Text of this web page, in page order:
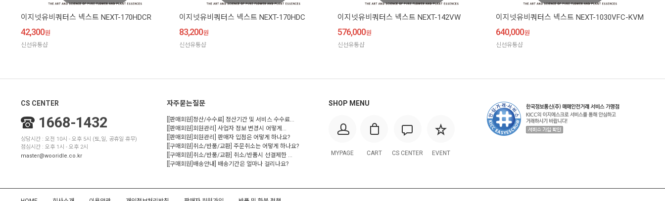
이지넷유비쿼터스 넥스트 NEXT-170HDCR
42,300원
신선유통샵
이지넷유비쿼터스 넥스트 NEXT-170HDC
83,200원
신선유통샵
이지넷유비쿼터스 넥스트 NEXT-142VW
576,000원
신선유통샵
이지넷유비쿼터스 넥스트 NEXT-1030VFC-KVM
640,000원
신선유통샵
CS CENTER
1668-1432
상담시간 : 오전 10시 - 오후 5시 (토,일, 공휴일 휴무)
점심시간 : 오후 1시 - 오후 2시
master@wooridle.co.kr
자주묻는질문
[[판매회원]정산/수수료] 정산기간 및 서비스 수수료...
[[판매회원]회원관리] 사업자 정보 변경시 어떻게...
[[판매회원]회원관리] 판매자 입점은 어떻게 하나요?
[[구매회원]취소/반품/교환] 주문취소는 어떻게 하나요?
[[구매회원]취소/반품/교환] 취소/반품시 선결제한 ...
[[구매회원]배송안내] 배송기간은 얼마나 걸리나요?
SHOP MENU
MYPAGE CART CS CENTER EVENT